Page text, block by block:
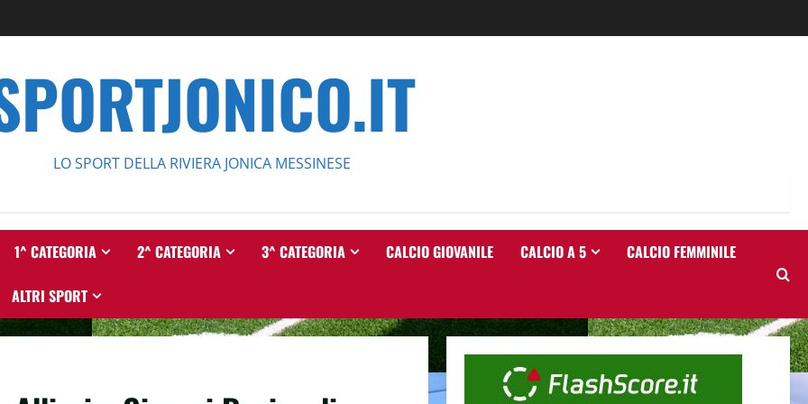
LO SPORT DELLA RIVIERA JONICA MESSINESE
1^ CATEGORIA 2^ CATEGORIA 3^ CATEGORIA CALCIO GIOVANILE CALCIO A 5 CALCIO FEMMINILE
ALTRI SPORT